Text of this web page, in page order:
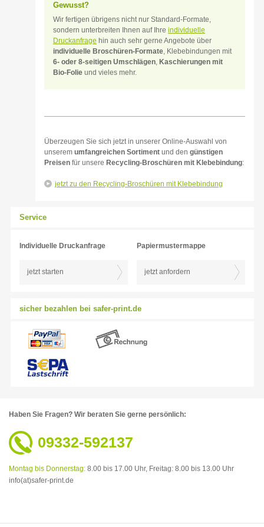
Gewusst?
Wir fertigen übrigens nicht nur Standard-Formate,
sondern unterbreiten Ihnen auf Ihre individuelle
Druckanfrage hin auch sehr gerne Angebote über
individuelle Broschüren-Formate, Klebebindungen mit
6- oder 8-seitigen Umschlägen, Kaschierungen mit
Bio-Folie und vieles mehr.
Überzeugen Sie sich jetzt in unserer Online-Auswahl von
unserem umfangreichen Sortiment und den günstigen
Preisen für unsere Recycling-Broschüren mit Klebebindung:
jetzt zu den Recycling-Broschüren mit Klebebindung
Service
Individuelle Druckanfrage
jetzt starten
Papiermustermappe
jetzt anfordern
sicher bezahlen bei safer-print.de
Haben Sie Fragen? Wir beraten Sie gerne persönlich:
09332-592137
Montag bis Donnerstag: 8.00 bis 17.00 Uhr, Freitag: 8.00 bis 13.00 Uhr
info(at)safer-print.de